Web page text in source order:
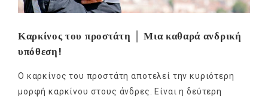
Καρκίνος του προστάτη │ Μια καθαρά ανδρική
υπόθεση!
Ο καρκίνος του προστάτη αποτελεί την κυριότερη
μορφή καρκίνου στους άνδρες. Είναι η δεύτερη